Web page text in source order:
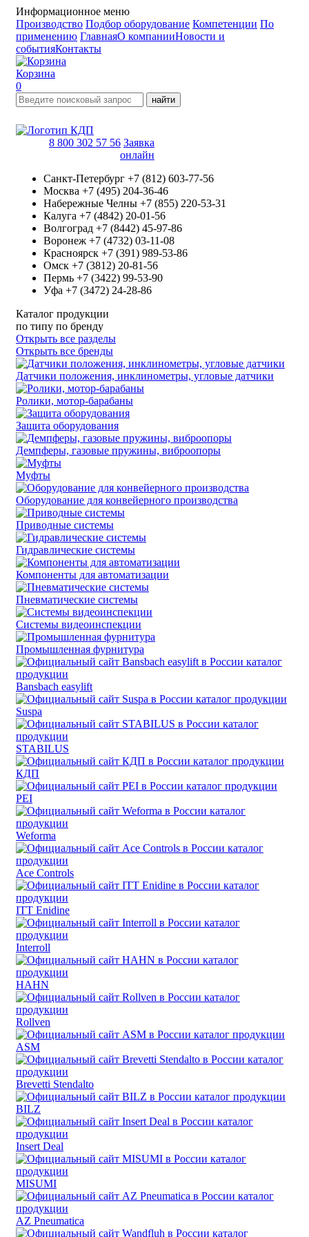
Информационное меню
Производство Подбор оборудование Компетенции По
применению ГлавнаяО компанииНовости и
событияКонтакты
Корзина
0
найти
8 800 302 57 56 Заявка
онлайн
Санкт-Петербург +7 (812) 603-77-56
Москва +7 (495) 204-36-46
Набережные Челны +7 (855) 220-53-31
Калуга +7 (4842) 20-01-56
Волгоград +7 (8442) 45-97-86
Воронеж +7 (4732) 03-11-08
Красноярск +7 (391) 989-53-86
Омск +7 (3812) 20-81-56
Пермь +7 (3422) 99-53-90
Уфа +7 (3472) 24-28-86
Каталог продукции
по типу по бренду
Открыть все разделы
Открыть все бренды
Датчики положения, инклинометры, угловые датчики
Ролики, мотор-барабаны
Защита оборудования
Демпферы, газовые пружины, виброопоры
Муфты
Оборудование для конвейерного производства
Приводные системы
Гидравлические системы
Компоненты для автоматизации
Пневматические системы
Системы видеоинспекции
Промышленная фурнитура
Bansbach easylift
Suspa
STABILUS
КДП
PEI
Weforma
Ace Controls
ITT Enidine
Interroll
HAHN
Rollven
ASM
Brevetti Stendalto
BILZ
Insert Deal
MISUMI
AZ Pneumatica